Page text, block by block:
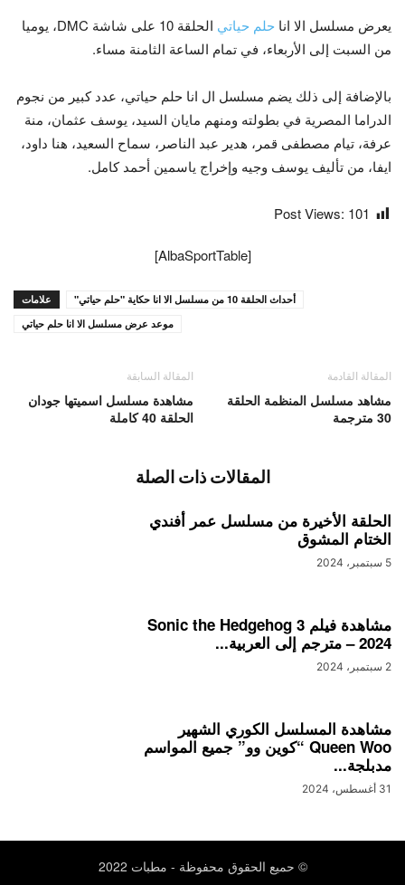
يعرض مسلسل الا انا حلم حياتي
الحلقة 10 على شاشة DMC، يوميا
من السبت إلى الأربعاء، في تمام الساعة الثامنة مساء.
بالإضافة إلى ذلك يضم مسلسل ال انا حلم حياتي، عدد كبير من نجوم
الدراما المصرية في بطولته ومنهم مايان السيد، يوسف عثمان، منة
عرفة، تيام مصطفى قمر، هدير عبد الناصر، سماح السعيد، هنا داود،
ايفا، من تأليف يوسف وجيه وإخراج ياسمين أحمد كامل.
Post Views: 101
[AlbaSportTable]
علامات
أحداث الحلقة 10 من مسلسل الا انا حكاية "حلم حياتي"
موعد عرض مسلسل الا انا حلم حياتي
المقالة السابقة
مشاهدة مسلسل اسميتها جودان
الحلقة 40 كاملة
المقالة القادمة
مشاهد مسلسل المنظمة الحلقة
30 مترجمة
المقالات ذات الصلة
الحلقة الأخيرة من مسلسل عمر أفندي
الختام المشوق
5 سبتمبر، 2024
مشاهدة فيلم Sonic the Hedgehog 3
– 2024 مترجم إلى العربية...
2 سبتمبر، 2024
مشاهدة المسلسل الكوري الشهير
Queen Woo “كوين وو” جميع المواسم
مدبلجة...
31 أغسطس، 2024
© حميع الحقوق محفوظة - مطبات 2022